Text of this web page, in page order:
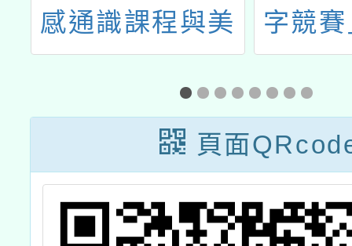
感通識課程與美
感體驗課程推廣
字競
頁面